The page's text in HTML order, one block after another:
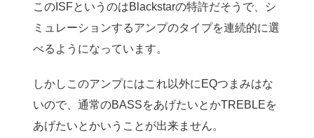
このISFというのはBlackstarの特許だそうで、シ
ミュレーションするアンプのタイプを連続的に選
べるようになっています。
しかしこのアンプにはこれ以外にEQつまみはな
いので、通常のBASSをあげたいとかTREBLEを
あげたいとかいうことが出来ません。